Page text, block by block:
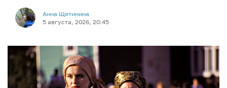
Анна Щетинина
5 августа, 2026, 20:45